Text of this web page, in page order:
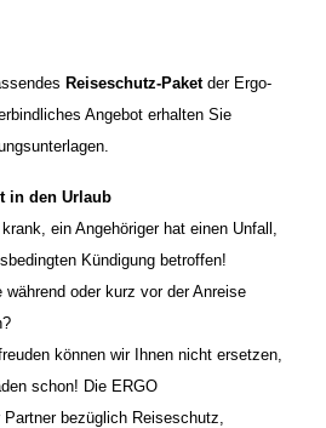
s Reiseschutz-Paketder Ergo-
Angebot erhalten Sie
in den Urlaub
ein Angehöriger hat einen Unfall,
Kündigung betroffen!
während oder kurz vor der Anreise
können wir Ihnen nicht ersetzen,
schon! Die ERGO
bezüglich Reiseschutz,